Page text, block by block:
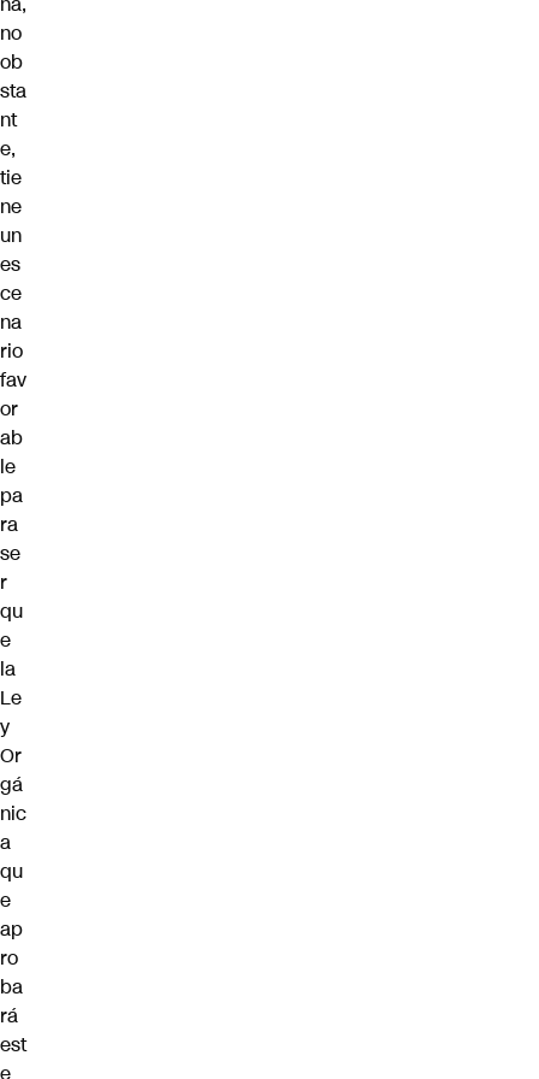
no
ob
sta
nt
e,
tie
ne
un
es
ce
na
rio
fav
or
ab
le
pa
ra
se
r
qu
e
la
Le
y
Or
gá
nic
a
qu
e
ap
ro
ba
rá
est
e